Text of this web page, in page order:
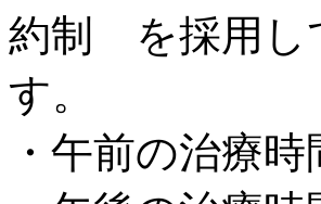
約制 を採用し
す。
・午前の治療